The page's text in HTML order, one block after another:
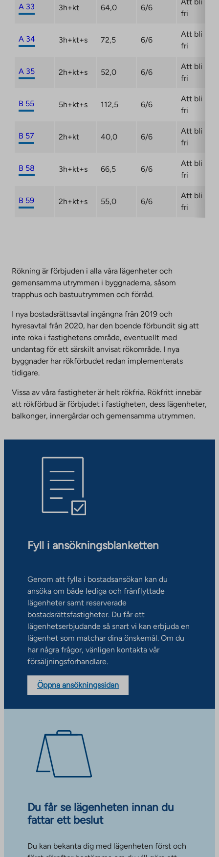
A 33 3h+kt 64,0 6/6
fri
A 34 3h+kt+s 72,5 6/6
Att bli
fri
A 35 2h+kt+s 52,0 6/6
Att bli
fri
B 55 5h+kt+s 112,5 6/6
Att bli
fri
B 57 2h+kt 40,0 6/6
Att bli
fri
B 58 3h+kt+s 66,5 6/6
Att bli
fri
B 59 2h+kt+s 55,0 6/6
Att bli
fri
Rökning är förbjuden i alla våra lägenheter och
gemensamma utrymmen i byggnaderna, såsom
trapphus och bastuutrymmen och förråd.
I nya bostadsrättsavtal ingångna från 2019 och
hyresavtal från 2020, har den boende förbundit sig att
inte röka i fastighetens område, eventuellt med
undantag för ett särskilt anvisat rökområde. I nya
byggnader har rökförbudet redan implementerats
tidigare.
Vissa av våra fastigheter är helt rökfria. Rökfritt innebär
att rökförbud är förbjudet i fastigheten, dess lägenheter,
balkonger, innergårdar och gemensamma utrymmen.
Fyll i ansökningsblanketten
Genom att fylla i bostadsansökan kan du
ansöka om både lediga och frånflyttade
lägenheter samt reserverade
bostadsrättsfastigheter. Du får ett
lägenhetserbjudande så snart vi kan erbjuda en
lägenhet som matchar dina önskemål. Om du
har några frågor, vänligen kontakta vår
försäljningsförhandlare.
Öppna ansökningssidan
Du får se lägenheten innan du
fattar ett beslut
Du kan bekanta dig med lägenheten först och